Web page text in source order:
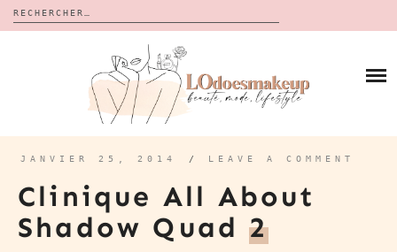
Rechercher :
CALENDRIERS DE L’AVENT
BON PLAN
À PROPOS
CONTACT
JANVIER 25, 2014 / LEAVE A COMMENT
Clinique All About
Shadow Quad2